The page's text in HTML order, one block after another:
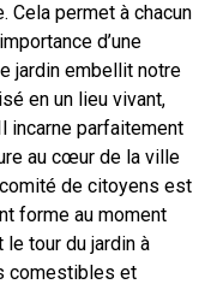
Cela permet à chacun
d’une
jardin embellit notre
en un lieu vivant,
incarne parfaitement
au cœur de la ville
de citoyens est
forme au moment
tour du jardin à
comestibles et